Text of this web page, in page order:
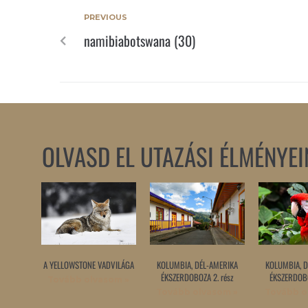
PREVIOUS
namibiabotswana (30)
OLVASD EL UTAZÁSI
A YELLOWSTONE VADVILÁGA
KOLUMBIA, DÉL-AMERIKA
ÉKSZERDOBOZA 2. rész
KOLUMBIA,